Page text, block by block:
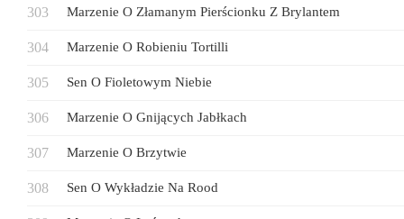
Marzenie O Złamanym Pierścionku Z Brylantem
Marzenie O Robieniu Tortilli
Sen O Fioletowym Niebie
Marzenie O Gnijących Jabłkach
Marzenie O Brzytwie
Sen O Wykładzie Na Rood